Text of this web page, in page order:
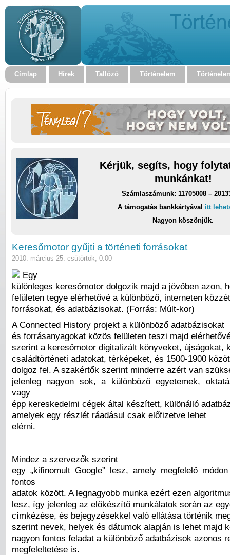
Címlap Hírek Tallózó Történelem
Kérjük, segíts, hogy
munkánkat!
Számlaszámunk: 11705008 –
A támogatás bankkártyával itt
Nagyon köszönjük.
Keresőmotor gyűjti a történeti forrásokat
2010. március 25. csütörtök, 0:00
Egy
különleges keresőmotor dolgozik majd a jövőben azon,
felületen tegye elérhetővé a különböző, interneten
forrásokat, és adatbázisokat. (Forrás: Múlt-kor)
A Connected History projekt a különböző adatbázisokat
és forrásanyagokat közös felületen teszi majd
szerint a keresőmotor digitalizált könyveket, újságokat,
családtörténeti adatokat, térképeket, és 1500-1900
dolgoz fel. A szakértők szerint minderre azért van
jelenleg nagyon sok, a különböző egyetemek,
vagy
épp kereskedelmi cégek által készített, különálló
amelyek egy részlét ráadásul csak előfizetve lehet
elérni.
Mindez a szervezők szerint
egy „kifinomult Google” lesz, amely megfelelő
fontos
adatok között. A legnagyobb munka ezért ezen
lesz, így jelenleg az előkészítő munkálatok során az
címkézése, és bejegyzésekkel való ellátása történik
szerint nevek, helyek és dátumok alapján is lehet majd
nagyon fontos feladat a különböző adatbázisok azonos
megfeleltetése is.